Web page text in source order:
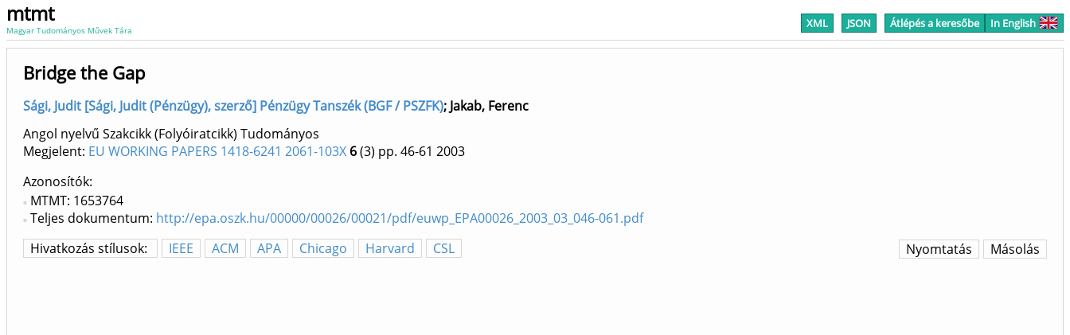
mtmt
Magyar Tudományos Művek Tára XML JSON Átlépés a keresőbe In English
Bridge the Gap
Sági, Judit [Sági, Judit (Pénzügy), szerző] Pénzügy Tanszék (BGF / PSZFK); Jakab, Ferenc
Angol nyelvű Szakcikk (Folyóiratcikk) Tudományos
Megjelent: EU WORKING PAPERS 1418-6241 2061-103X 6(3) pp. 46-61 2003
Azonosítók
MTMT: 1653764
Teljes dokumentum: http://epa.oszk.hu/00000/00026/00021/pdf/euwp_EPA00026_2003_03_046-061.pdf
Hivatkozás stílusok:
IEEE ACM APA Chicago Harvard CSL Másolás
Nyomtatás